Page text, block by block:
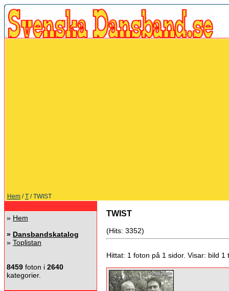
Hem /T / TWIST
» Hem
» Dansbandskatalog
» Toplistan
8459 foton i 2640
kategorier.
TWIST
(Hits: 3352)
Hittat: 1 foton på 1 sidor. Visar: bild 1